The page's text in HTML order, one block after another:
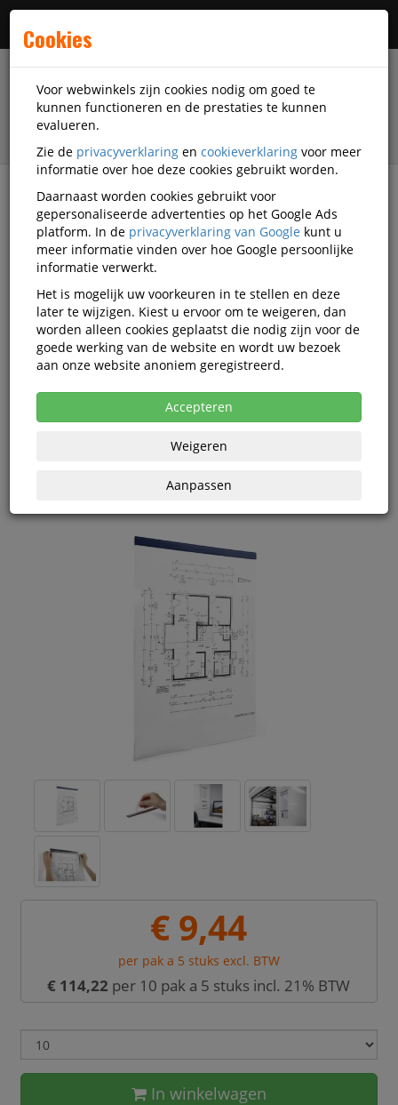
filter
Presentatiemiddelen
Bord-accessoires
Overige bord-accessoires
Durable Magneetstrook
Zelfklevend Durafix Rail 297mm
Blauw
Korting vanaf aankoop 20 eenheden, zie
Vanaf € 9,29 excl. BTW bij aankoop van minimaal 20
€ 9,44
per pak a 5 stuks excl. BTW
€ 114,22 per 10 pak a 5 stuks incl. 21% BTW
In winkelwagen
Cookies
Voor webwinkels zijn cookies nodig om goed te
kunnen functioneren en de prestaties te kunnen
evalueren.
Zie de privacyverklaring en cookieverklaring voor meer
informatie over hoe deze cookies gebruikt worden.
Daarnaast worden cookies gebruikt voor
gepersonaliseerde advertenties op het Google Ads
platform. In de privacyverklaring van Google kunt u
meer informatie vinden over hoe Google persoonlijke
informatie verwerkt.
Het is mogelijk uw voorkeuren in te stellen en deze
later te wijzigen. Kiest u ervoor om te weigeren, dan
worden alleen cookies geplaatst die nodig zijn voor de
goede werking van de website en wordt uw bezoek
aan onze website anoniem geregistreerd.
Accepteren
Weigeren
Aanpassen